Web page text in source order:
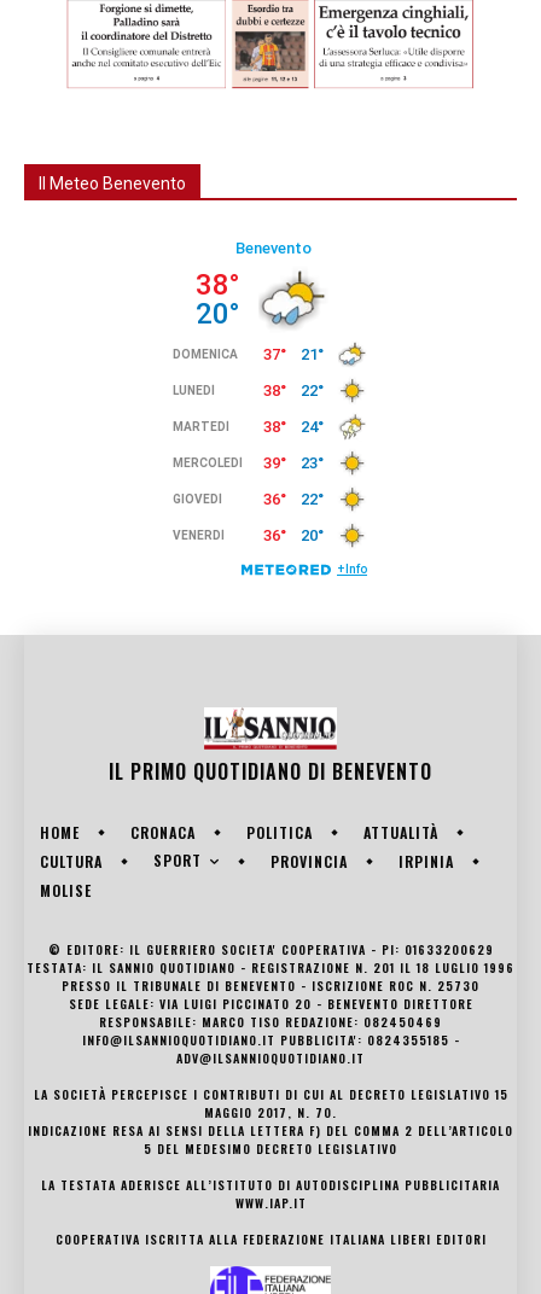
Il Meteo Benevento
IL PRIMO QUOTIDIANO DI BENEVENTO
HOME CRONACA POLITICA
ATTUALITÀ
CULTURA
SPORT PROVINCIA
IRPINIA
MOLISE
© EDITORE: IL GUERRIERO SOCIETA' COOPERATIVA - PI: 01633200629
TESTATA: IL SANNIO QUOTIDIANO - REGISTRAZIONE N. 201 IL 18 LUGLIO 1996
PRESSO IL TRIBUNALE DI BENEVENTO - ISCRIZIONE ROC N. 25730
SEDE LEGALE: VIA LUIGI PICCINATO 20 - BENEVENTO DIRETTORE
RESPONSABILE: MARCO TISO REDAZIONE: 082450469
INFO@ILSANNIOQUOTIDIANO.IT PUBBLICITA': 0824355185 -
ADV@ILSANNIOQUOTIDIANO.IT
LA SOCIETÀ PERCEPISCE I CONTRIBUTI DI CUI AL DECRETO LEGISLATIVO 15
MAGGIO 2017, N. 70.
INDICAZIONE RESA AI SENSI DELLA LETTERA F) DEL COMMA 2 DELL’ARTICOLO
5 DEL MEDESIMO DECRETO LEGISLATIVO
LA TESTATA ADERISCE ALL’ISTITUTO DI AUTODISCIPLINA PUBBLICITARIA
WWW.IAP.IT
COOPERATIVA ISCRITTA ALLA FEDERAZIONE ITALIANA LIBERI EDITORI